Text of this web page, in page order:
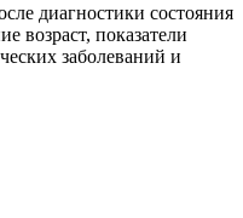
диагностики состояния
возраст, показатели
заболеваний и